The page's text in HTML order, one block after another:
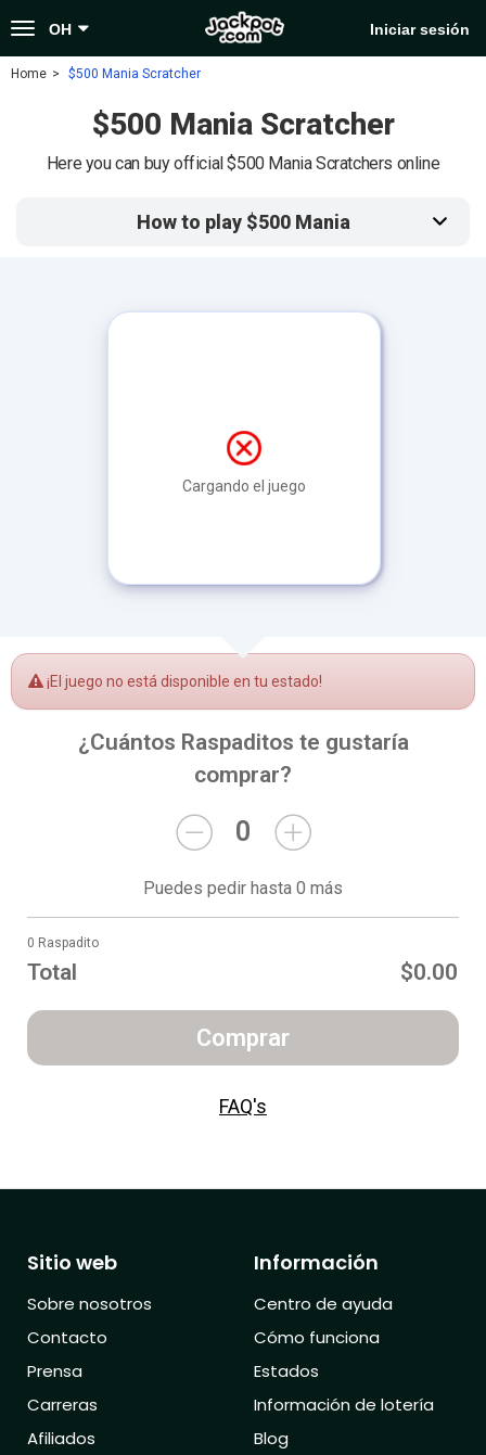
Toggle
navigation
OH Iniciar sesión
Home $500 Mania Scratcher
$500 Mania Scratcher
Here you can buy official $500 Mania Scratchers online
How to play $500 Mania
Cargando el juego
¡El juego no está disponible en tu estado!
¿Cuántos Raspaditos te gustaría
comprar?
0
Puedes pedir hasta 0 más
0 Raspadito
Total $0.00
Comprar
FAQ's
Sitio web
Sobre nosotros
Contacto
Prensa
Carreras
Afiliados
Información
Centro de ayuda
Cómo funciona
Estados
Información de lotería
Blog